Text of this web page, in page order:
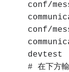
conf/
conf/
devtest
# 在下方